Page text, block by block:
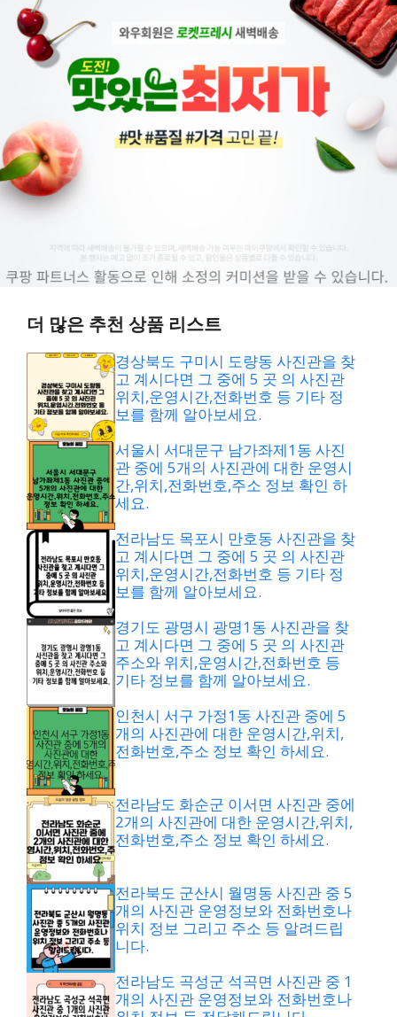
더 많은 추천 상품 리스트
경상북도 구미시 도량동 사진관을 찾
고 계시다면 그 중에 5 곳 의 사진관
위치,운영시간,전화번호 등 기타 정
보를 함께 알아보세요.
서울시 서대문구 남가좌제1동 사진
관 중에 5개의 사진관에 대한 운영시
간,위치,전화번호,주소 정보 확인 하
세요.
전라남도 목포시 만호동 사진관을 찾
고 계시다면 그 중에 5 곳 의 사진관
위치,운영시간,전화번호 등 기타 정
보를 함께 알아보세요.
경기도 광명시 광명1동 사진관을 찾
고 계시다면 그 중에 5 곳 의 사진관
주소와 위치,운영시간,전화번호 등
기타 정보를 함께 알아보세요.
인천시 서구 가정1동 사진관 중에 5
개의 사진관에 대한 운영시간,위치,
전화번호,주소 정보 확인 하세요.
전라남도 화순군 이서면 사진관 중에
2개의 사진관에 대한 운영시간,위치,
전화번호,주소 정보 확인 하세요.
전라북도 군산시 월명동 사진관 중 5
개의 사진관 운영정보와 전화번호나
위치 정보 그리고 주소 등 알려드립
니다.
전라남도 곡성군 석곡면 사진관 중 1
개의 사진관 운영정보와 전화번호나